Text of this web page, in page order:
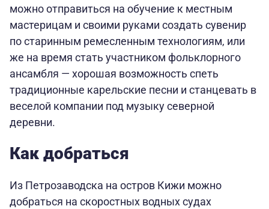
можно отправиться на обучение к местным
мастерицам и своими руками создать сувенир
по старинным ремесленным технологиям, или
же на время стать участником фольклорного
ансамбля — хорошая возможность спеть
традиционные карельские песни и станцевать в
веселой компании под музыку северной
деревни.
Как добраться
Из Петрозаводска на остров Кижи можно
добраться на скоростных водных судах